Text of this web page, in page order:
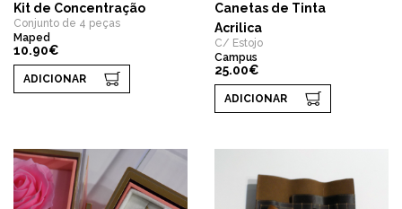
Kit de Concentração
Conjunto de 4 peças
Maped
10.90€
ADICIONAR
Canetas de Tinta
Acrilica
C/ Estojo
Campus
25.00€
ADICIONAR